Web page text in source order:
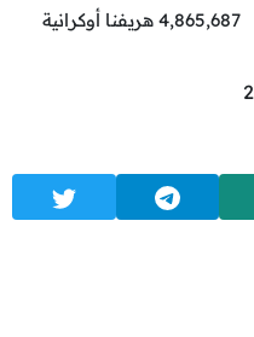
4,865,687 هريفنا أوكرانية